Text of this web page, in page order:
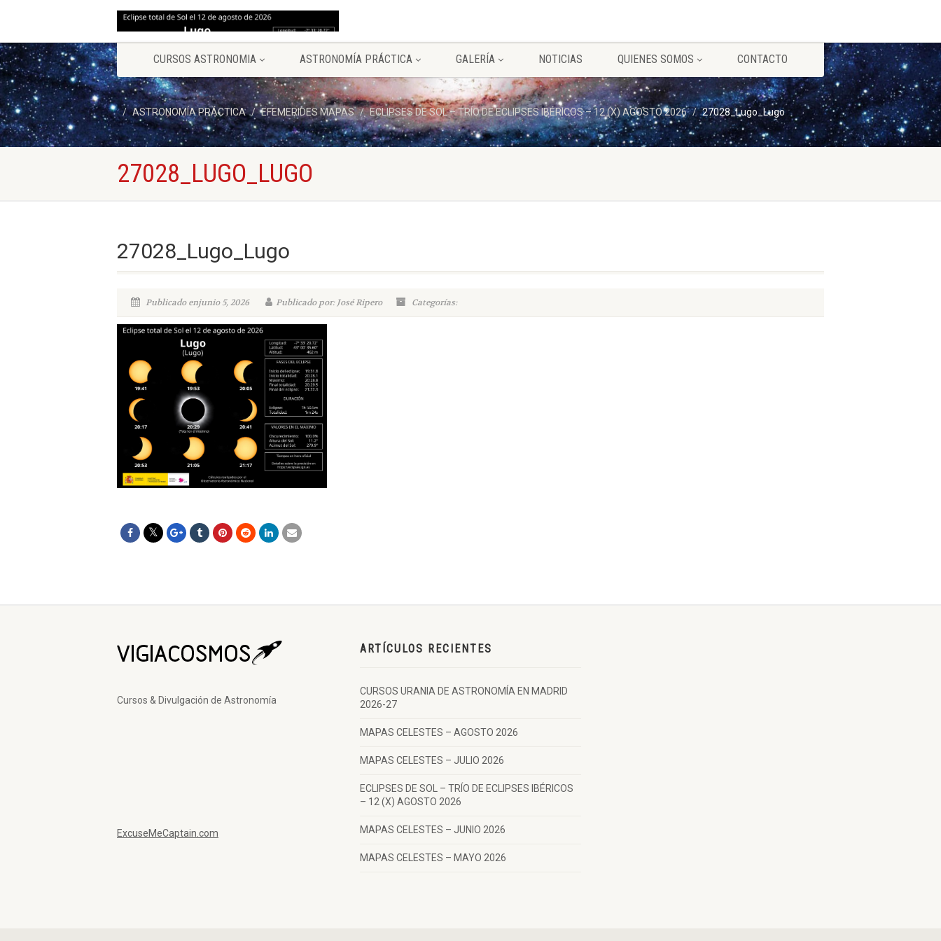
CURSOS ASTRONOMIA ASTRONOMÍA PRÁCTICA GALERÍA NOTICIAS QUIENES SOMOS CONTACTO
ASTRONOMÍA PRÁCTICA EFEMERIDES MAPAS ECLIPSES DE SOL – TRÍO DE ECLIPSES IBÉRICOS – 12 (X) AGOSTO 2026 27028_Lugo_Lugo
27028_LUGO_LUGO
27028_Lugo_Lugo
Publicado enjunio 5, 2026 Publicado por: José Ripero Categorías:
Cursos & Divulgación de Astronomía
ExcuseMeCaptain.com
ARTÍCULOS RECIENTES
CURSOS URANIA DE ASTRONOMÍA EN MADRID
2026-27
MAPAS CELESTES – AGOSTO 2026
MAPAS CELESTES – JULIO 2026
ECLIPSES DE SOL – TRÍO DE ECLIPSES IBÉRICOS
– 12 (X) AGOSTO 2026
MAPAS CELESTES – JUNIO 2026
MAPAS CELESTES – MAYO 2026